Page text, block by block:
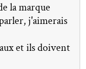
la marque
j'aimerais
et ils doivent